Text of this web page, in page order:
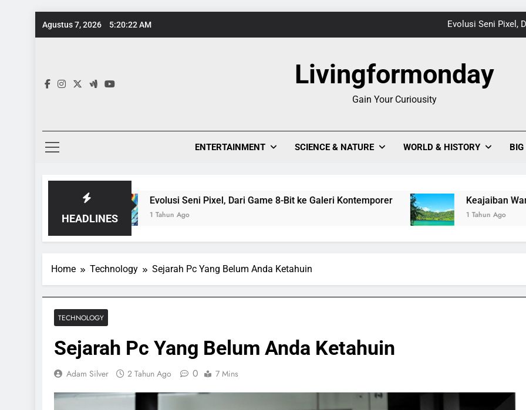
Agustus 7, 2026 5:20:23 AM Evolusi Seni Pixel,
Keajaiban Warna-Warni Danau Linow, Destinasi
Livingformonday
Gain Your Curiousity
ENTERTAINMENT SCIENCE & NATURE WORLD & HISTORY BIG
HEADLINES
Evolusi Seni Pixel, Dari Game 8-Bit ke Galeri Kontemporer
1 Tahun Ago
Keajaiban Warna-Warni
1 Tahun Ago
Home Technology Sejarah Pc Yang Belum Anda Ketahuin
TECHNOLOGY
Sejarah Pc Yang Belum Anda Ketahuin
Adam Silver 2 Tahun Ago 0 7 Mins